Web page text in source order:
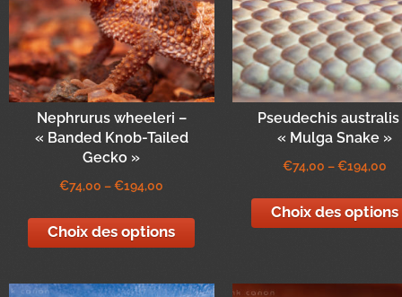
Nephrurus wheeleri –
« Banded Knob-Tailed
Gecko »
€74,00 –€194,00
Choix des options
Pseudechis australis
« Mulga Snake »
€74,00 –€194,00
Choix des options